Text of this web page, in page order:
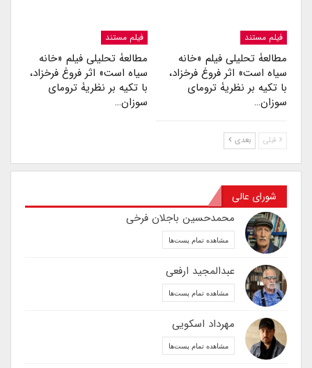
فیلم مستند
مطالعۀ تحلیلی فیلم «خانه
سیاه است» اثر فروغ فرخزاد،
با تکیه بر نظریۀ ترومای
سوزان…
فیلم مستند
مطالعۀ تحلیلی فیلم «خانه
سیاه است» اثر فروغ فرخزاد،
با تکیه بر نظریۀ ترومای
سوزان…
قبلی بعدی
شورای عالی
محمدحسین باجلان فرخی
مشاهده تمام پست‌ها
عبدالمجید ارفعی
مشاهده تمام پست‌ها
مهرداد اسکویی
مشاهده تمام پست‌ها